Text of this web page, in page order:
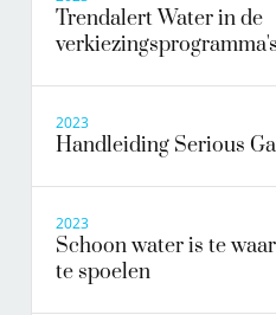
Trendalert Water in de
verkiezingsprogramma's
2023
Handleiding Serious
2023
Schoon water is te
te spoelen